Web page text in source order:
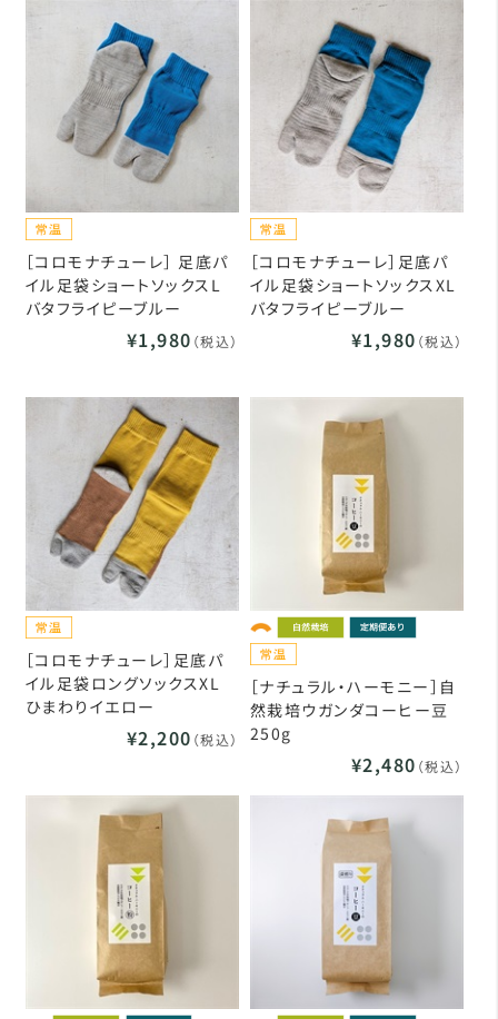
［コロモナチューレ］ 足底パ
イル足袋ショートソックスL
バタフライピーブルー
¥1,980 （税込）
［コロモナチューレ］足底パ
イル足袋ショートソックスXL
バタフライピーブルー
¥1,980 （税込）
［コロモナチューレ］足底パ
イル足袋ロングソックスXL
ひまわりイエロー
¥2,200 （税込）
［ナチュラル・ハーモニー］自
然栽培ウガンダコーヒー豆
250g
¥2,480 （税込）